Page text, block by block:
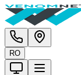
RO